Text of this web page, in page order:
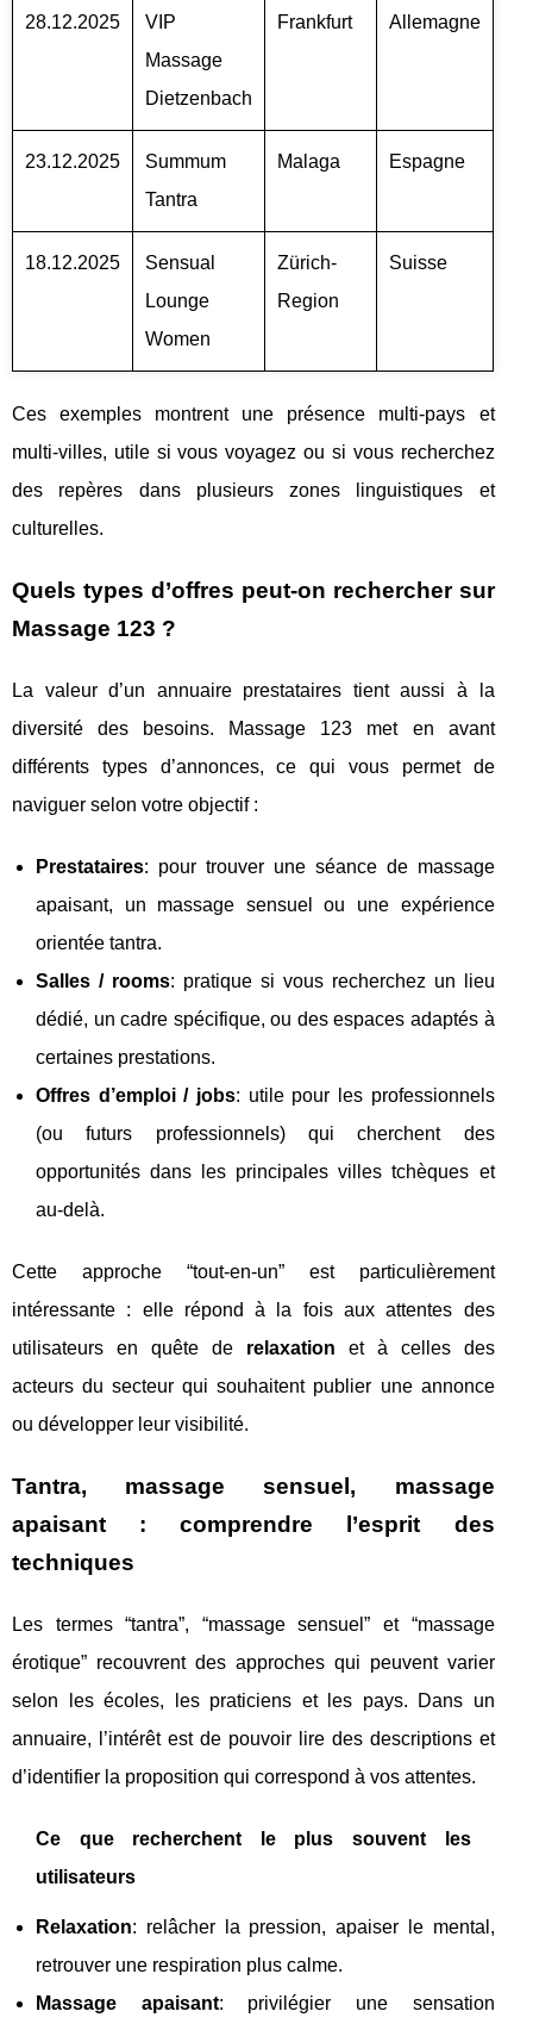
28.12.2025
VIP
Massage
Dietzenbach
Frankfurt Allemagne
23.12.2025
Summum
Tantra
Malaga Espagne
18.12.2025
Sensual
Lounge
Women
Zürich-
Region
Suisse
Ces exemples montrent une présence multi-pays et
multi-villes, utile si vous voyagez ou si vous recherchez
des repères dans plusieurs zones linguistiques et
culturelles.
Quels types d’offres peut-on rechercher sur
Massage 123 ?
La valeur d’un annuaire prestataires tient aussi à la
diversité des besoins. Massage 123 met en avant
différents types d’annonces, ce qui vous permet de
naviguer selon votre objectif :
Prestataires: pour trouver une séance de massage
apaisant, un massage sensuel ou une expérience
orientée tantra.
Salles / rooms: pratique si vous recherchez un lieu
dédié, un cadre spécifique, ou des espaces adaptés à
certaines prestations.
Offres d’emploi / jobs: utile pour les professionnels
(ou futurs professionnels) qui cherchent des
opportunités dans les principales villes tchèques et
au-delà.
Cette approche “tout-en-un” est particulièrement
intéressante : elle répond à la fois aux attentes des
utilisateurs en quête de relaxation et à celles des
acteurs du secteur qui souhaitent publier une annonce
ou développer leur visibilité.
Tantra, massage sensuel, massage
apaisant : comprendre l’esprit des
techniques
Les termes “tantra”, “massage sensuel” et “massage
érotique” recouvrent des approches qui peuvent varier
selon les écoles, les praticiens et les pays. Dans un
annuaire, l’intérêt est de pouvoir lire des descriptions et
d’identifier la proposition qui correspond à vos attentes.
Ce que recherchent le plus souvent les
utilisateurs
Relaxation: relâcher la pression, apaiser le mental,
retrouver une respiration plus calme.
Massage apaisant: privilégier une sensation